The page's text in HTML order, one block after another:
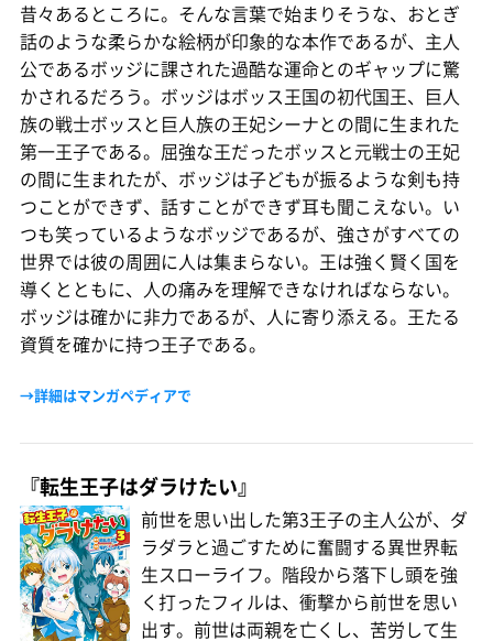
昔々あるところに。そんな言葉で始まりそうな、おとぎ
話のような柔らかな絵柄が印象的な本作であるが、主人
公であるボッジに課された過酷な運命とのギャップに驚
かされるだろう。ボッジはボッス王国の初代国王、巨人
族の戦士ボッスと巨人族の王妃シーナとの間に生まれた
第一王子である。屈強な王だったボッスと元戦士の王妃
の間に生まれたが、ボッジは子どもが振るような剣も持
つことができず、話すことができず耳も聞こえない。い
つも笑っているようなボッジであるが、強さがすべての
世界では彼の周囲に人は集まらない。王は強く賢く国を
導くとともに、人の痛みを理解できなければならない。
ボッジは確かに非力であるが、人に寄り添える。王たる
資質を確かに持つ王子である。
→詳細はマンガペディアで
『転生王子はダラけたい』
前世を思い出した第3王子の主人公が、ダ
ラダラと過ごすために奮闘する異世界転
生スローライフ。階段から落下し頭を強
く打ったフィルは、衝撃から前世を思い
出す。前世は両親を亡くし、苦労して生